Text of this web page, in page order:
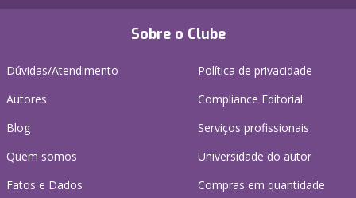
Sobre o Clube
Dúvidas/Atendimento
Autores
Blog
Quem somos
Fatos e Dados
Política de privacidade
Compliance Editorial
Serviços profissionais
Universidade do autor
Compras em quantidade